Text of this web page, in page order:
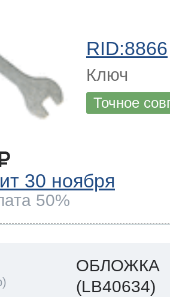
RID:8866
Ключ
Точное
30 ноября
50%
ОБЛОЖКА
(LB40634)